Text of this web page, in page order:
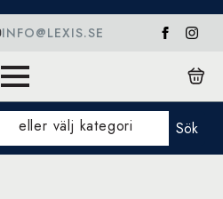
INFO@LEXIS.SE
eller välj kategori Sök